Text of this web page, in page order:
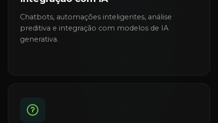
Chatbots, automações inteligentes, análise
preditiva e integração com modelos de IA
generativa.